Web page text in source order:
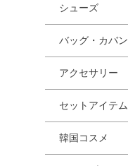
シューズ
バッグ・カバン
アクセサリー
セットアイテム
韓国コスメ